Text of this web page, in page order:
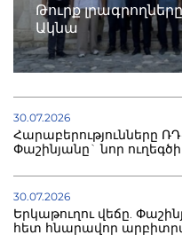
Թուրք
Ակնա
30.07.2026
Հարաբերությունները ՌԴ-
Փաշինյանը` նոր
30.07.2026
Երկաթուղու վեճը.
հետ հնարավոր